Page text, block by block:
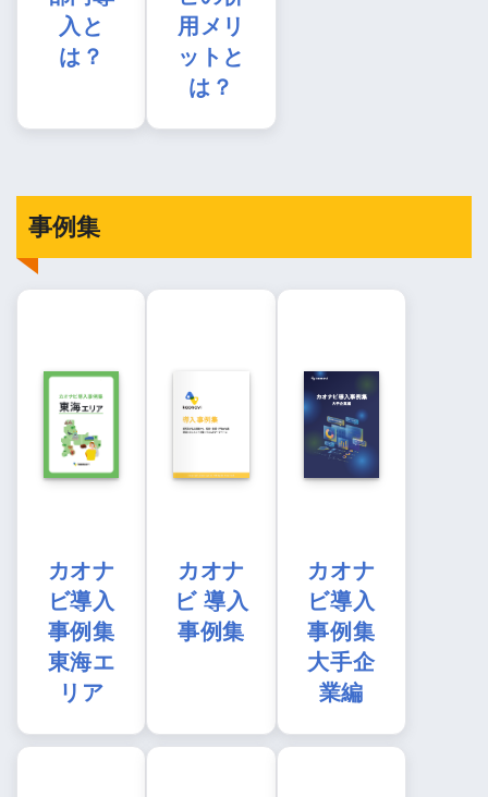
入と
は？
用メリ
ットと
は？
事例集
カオナ
ビ導入
事例集
東海エ
リア
カオナ
ビ 導入
事例集
カオナ
ビ導入
事例集
大手企
業編